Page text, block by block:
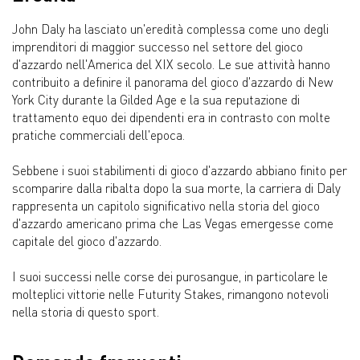
John Daly ha lasciato un'eredità complessa come uno degli
imprenditori di maggior successo nel settore del gioco
d'azzardo nell'America del XIX secolo. Le sue attività hanno
contribuito a definire il panorama del gioco d'azzardo di New
York City durante la Gilded Age e la sua reputazione di
trattamento equo dei dipendenti era in contrasto con molte
pratiche commerciali dell'epoca.
Sebbene i suoi stabilimenti di gioco d'azzardo abbiano finito per
scomparire dalla ribalta dopo la sua morte, la carriera di Daly
rappresenta un capitolo significativo nella storia del gioco
d'azzardo americano prima che Las Vegas emergesse come
capitale del gioco d'azzardo.
I suoi successi nelle corse dei purosangue, in particolare le
molteplici vittorie nelle Futurity Stakes, rimangono notevoli
nella storia di questo sport.